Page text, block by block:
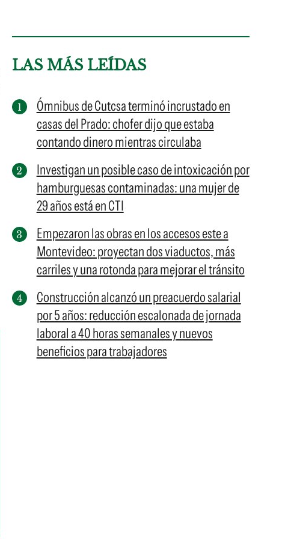
LAS MÁS LEÍDAS
Ómnibus de Cutcsa terminó incrustado en
casas del Prado: chofer dijo que estaba
contando dinero mientras circulaba
Investigan un posible caso de intoxicación por
hamburguesas contaminadas: una mujer de
29 años está en CTI
Empezaron las obras en los accesos este a
Montevideo: proyectan dos viaductos, más
carriles y una rotonda para mejorar el tránsito
Construcción alcanzó un preacuerdo salarial
por 5 años: reducción escalonada de jornada
laboral a 40 horas semanales y nuevos
beneficios para trabajadores